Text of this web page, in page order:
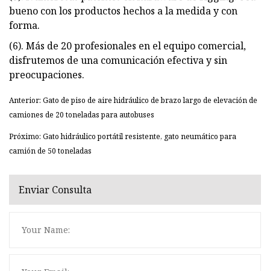
bueno con los productos hechos a la medida y con
forma.
(6). Más de 20 profesionales en el equipo comercial,
disfrutemos de una comunicación efectiva y sin
preocupaciones.
Anterior: Gato de piso de aire hidráulico de brazo largo de elevación de
camiones de 20 toneladas para autobuses
Próximo: Gato hidráulico portátil resistente, gato neumático para
camión de 50 toneladas
Enviar Consulta